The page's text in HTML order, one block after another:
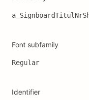
Font subfamily
Regular
Identifier